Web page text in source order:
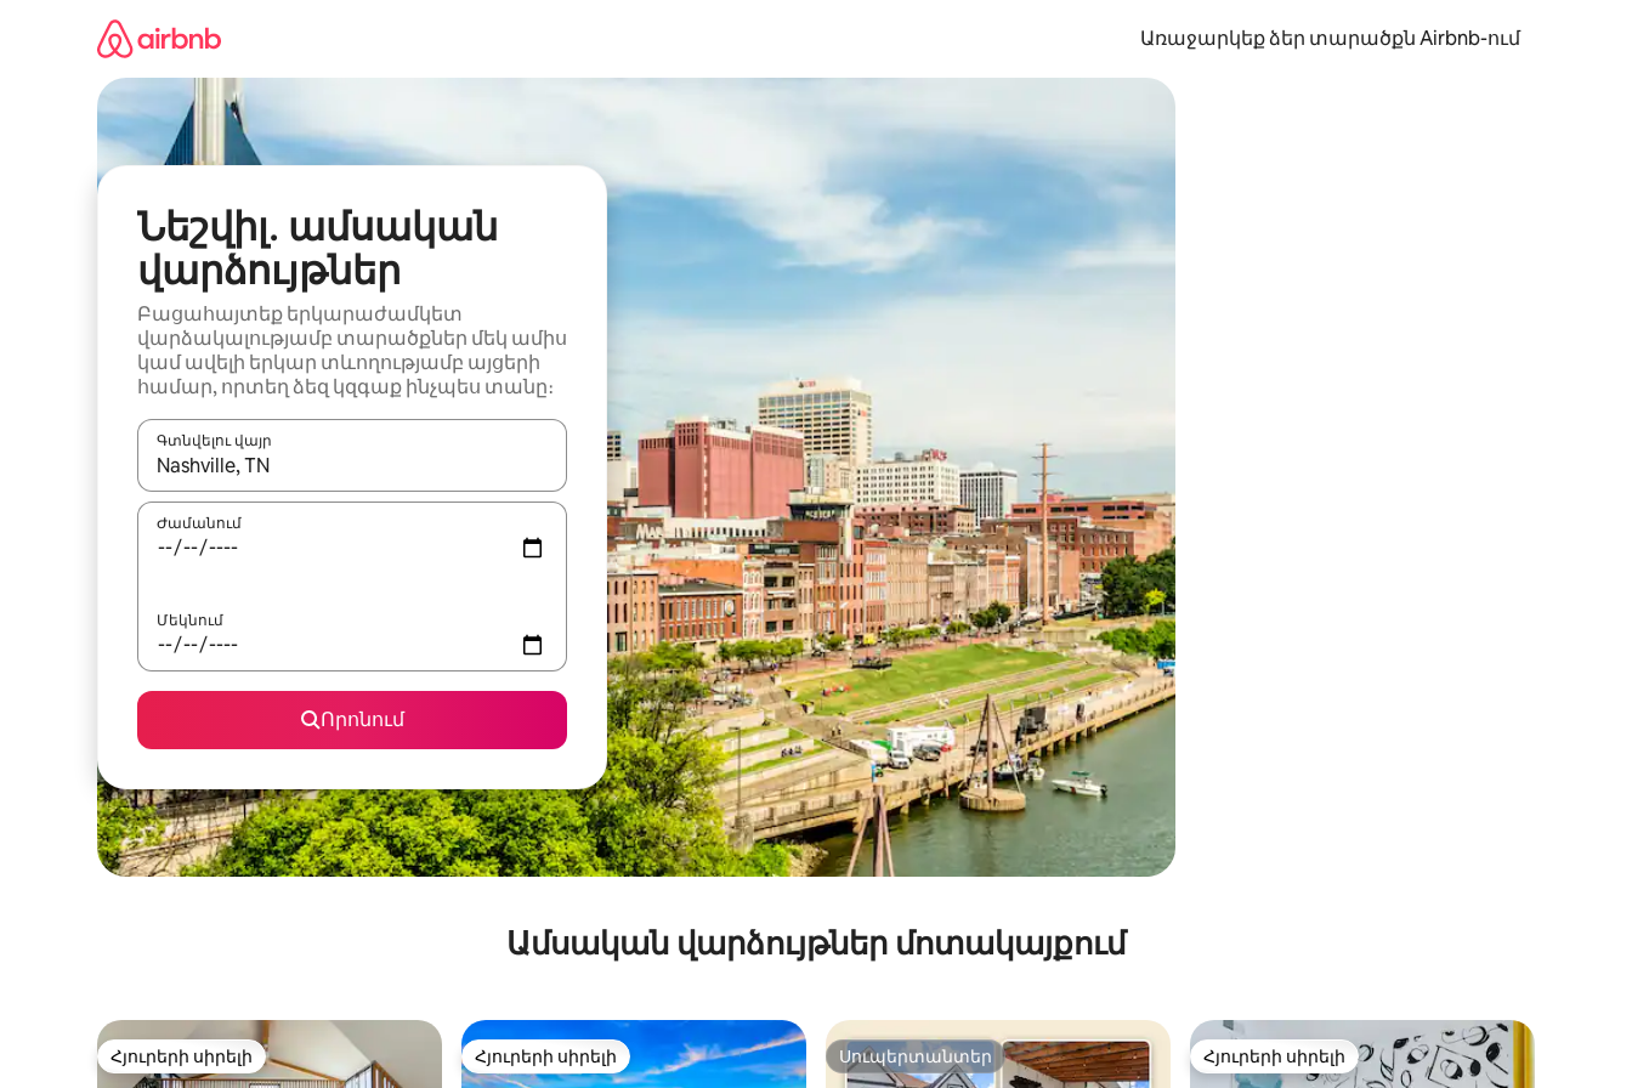
բովանդակությանը
Առաջարկեք ձեր տարածքն Airbnb-ում
Նեշվիլ․ ամսական
վարձույթներ
Բացահայտեք երկարաժամկետ
վարձակալությամբ տարածքներ մեկ ամիս
կամ ավելի երկար տևողությամբ այցերի
համար, որտեղ ձեզ կզգաք ինչպես տանը։
Գտնվելու վայր
Երբ արդյունքները հասանելի լինեն, սլաքների ստեղներով նավարկեք վեր և վար կամ ուսումնասիրեք հպելով կամ մատը սահեցնելով։
Ժամանում
Մեկնում
Որոնում
Ամսական վարձույթներ մոտակայքում
Հյուրերի սիրելի
Հյուրերի սիրելի Հյուրերի սիրելի
Հյուրերի սիրելի Սուպերտանտեր
Սուպերտանտեր Հյուրերի սիրելի
Հյուրերի սիրելի